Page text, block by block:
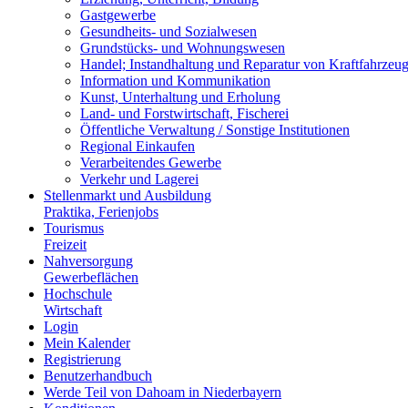
Gastgewerbe
Gesundheits- und Sozialwesen
Grundstücks- und Wohnungswesen
Handel; Instandhaltung und Reparatur von
Information und Kommunikation
Kunst, Unterhaltung und Erholung
Land- und Forstwirtschaft, Fischerei
Öffentliche Verwaltung / Sonstige Institutionen
Regional Einkaufen
Verarbeitendes Gewerbe
Verkehr und Lagerei
Stellenmarkt und Ausbildung
Praktika, Ferienjobs
Tourismus
Freizeit
Nahversorgung
Gewerbeflächen
Hochschule
Wirtschaft
Login
Mein Kalender
Registrierung
Benutzerhandbuch
Werde Teil von Dahoam in Niederbayern